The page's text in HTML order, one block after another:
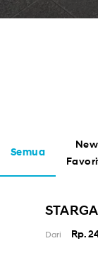
Semua
New
Dari Rp.